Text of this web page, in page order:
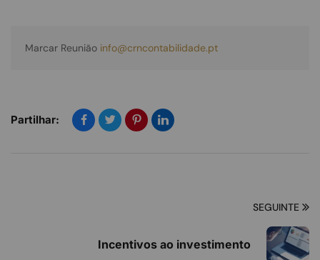
Marcar Reunião info@crncontabilidade.pt
Partilhar:
SEGUINTE
Incentivos ao investimento